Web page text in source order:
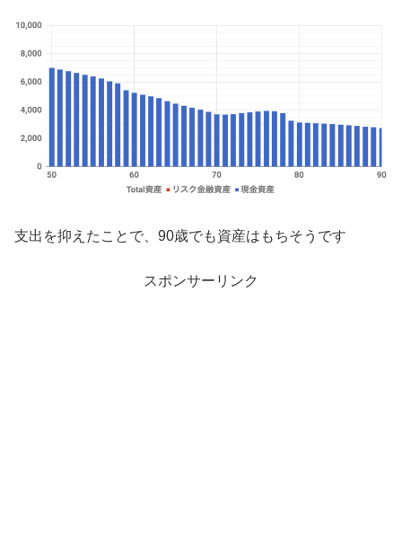
支出を抑えたことで、90歳でも資産はもちそうです
スポンサーリンク